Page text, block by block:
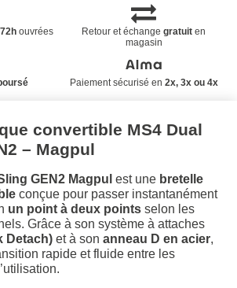
ouvrées Retour et échangegratuit en
magasin
Paiement sécurisé en 2x, 3x ou 4x
convertible MS4 Dual
– Magpul
GEN2 Magpul est une bretelle
conçue pour passer instantanément
un point à deux points selon les
Grâce à son système à attaches
Detach) et à son anneau D en acier,
rapide et fluide entre les